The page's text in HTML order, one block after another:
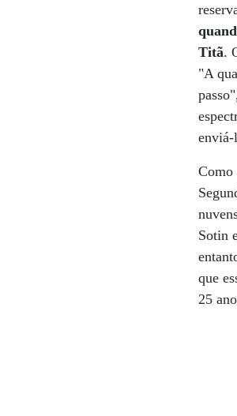
Titã.
"A
enviá-
Como
Sotin
que
25